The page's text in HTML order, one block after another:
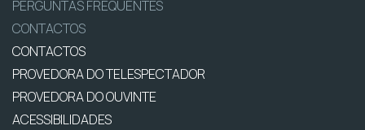
PERGUNTAS FREQUENTES
CONTACTOS
CONTACTOS
PROVEDORA DO TELESPECTADOR
PROVEDORA DO OUVINTE
ACESSIBILIDADES